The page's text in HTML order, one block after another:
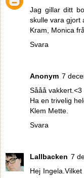
Jag gillar ditt
skulle vara gjort
Kram, Monica
Svara
Anonym 7
Sååå vakkert.<3
Ha en trivelig
Klem Mette.
Svara
Lallbacken 7
Hej